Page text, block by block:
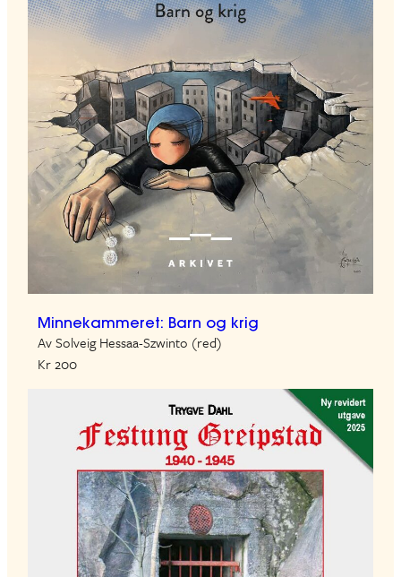
Minnekammeret: Barn og krig
Av Solveig Hessaa-Szwinto (red)
Kr 200